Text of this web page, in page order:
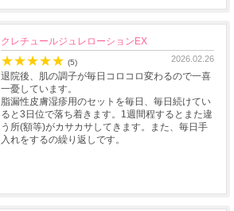
クレチュールジュレローションEX
★★★★★ (5) 2026.02.26
退院後、肌の調子が毎日コロコロ変わるので一喜
一憂しています。
脂漏性皮膚湿疹用のセットを毎日、毎日続けてい
ると3日位で落ち着きます。1週間程するとまた違
う所(額等)がカサカサしてきます。また、毎日手
入れをするの繰り返しです。